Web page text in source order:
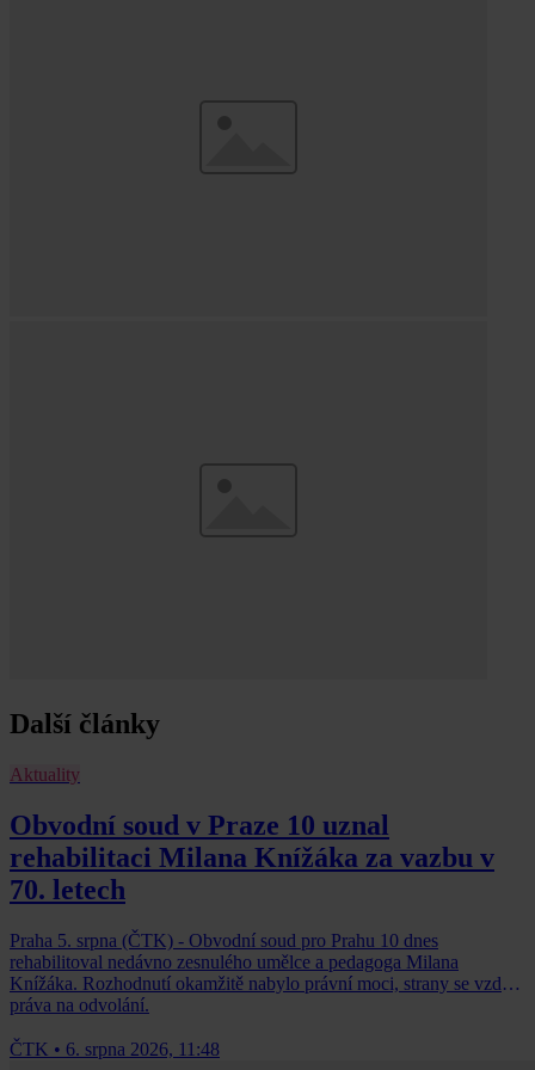
Další články
Aktuality
Obvodní soud v Praze 10 uznal
rehabilitaci Milana Knížáka za vazbu v
70. letech
Praha 5. srpna (ČTK) - Obvodní soud pro Prahu 10 dnes
rehabilitoval nedávno zesnulého umělce a pedagoga Milana
Knížáka. Rozhodnutí okamžitě nabylo právní moci, strany se vzdaly
práva na odvolání.
ČTK • 6. srpna 2026, 11:48